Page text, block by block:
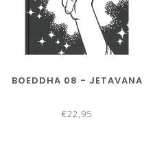
BOEDDHA 08 - JETAVANA
€22,95